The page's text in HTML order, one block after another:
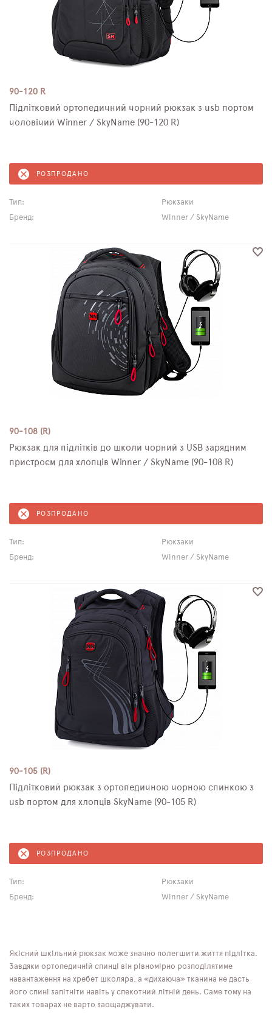
90-120 R
Підлітковий ортопедичний чорний рюкзак з usb портом
чоловічий Winner / SkyName (90-120 R)
РОЗПРОДАНО
Тип:
Рюкзаки
Бренд:
Winner / SkyName
90-108 (R)
Рюкзак для підлітків до школи чорний з USB зарядним
пристроєм для хлопців Winner / SkyName (90-108 R)
РОЗПРОДАНО
Тип:
Рюкзаки
Бренд:
Winner / SkyName
90-105 (R)
Підлітковий рюкзак з ортопедичною чорною спинкою з
usb портом для хлопців SkyName (90-105 R)
РОЗПРОДАНО
Тип:
Рюкзаки
Бренд:
Winner / SkyName
Якісний шкільний рюкзак може значно полегшити життя підлітка.
Завдяки ортопедичній спинці він рівномірно розподілятиме
навантаження на хребет школяра, а «дихаюча» тканина не дасть
його спині запітніти навіть у спекотний літній день. Саме тому на
таких товарах не варто заощаджувати.